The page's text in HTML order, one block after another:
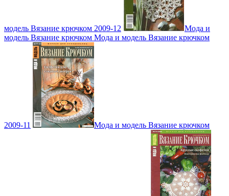
модель Вязание крючком 2009-12
Мода и
модель Вязание крючком Мода и модель Вязание крючком
2009-11 Мода и модель Вязание крючком